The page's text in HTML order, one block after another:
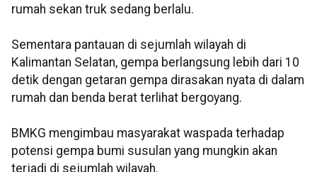
rumah sekan truk sedang berlalu.
Sementara pantauan di sejumlah wilayah di
Kalimantan Selatan, gempa berlangsung lebih dari 10
detik dengan getaran gempa dirasakan nyata di dalam
rumah dan benda berat terlihat bergoyang.
BMKG mengimbau masyarakat waspada terhadap
potensi gempa bumi susulan yang mungkin akan
terjadi di sejumlah wilayah.